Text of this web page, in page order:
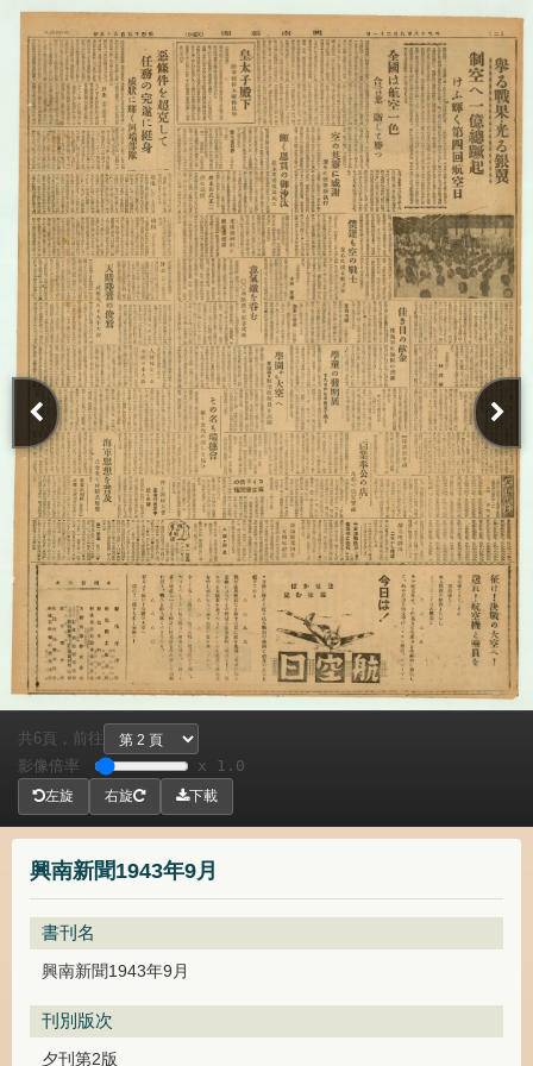
興南新聞1943年9月
書刊名
興南新聞1943年9月
刊別版次
夕刊第2版
共 6頁，
前往
影像倍率
x 1.0
左旋 右旋 下載